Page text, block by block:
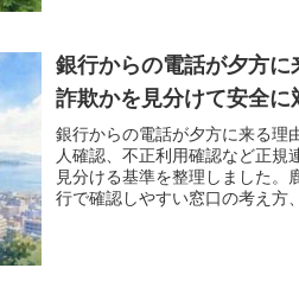
銀行からの電話が夕方
詐欺かを見分けて安全に
銀行からの電話が夕方に来る理
人確認、不正利用確認など正規
見分ける基準を整理しました。
行で確認しやすい窓口の考え方